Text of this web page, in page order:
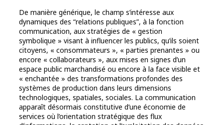
De manière générique, le champ s’intéresse aux
dynamiques des “relations publiques”, à la fonction
communication, aux stratégies de « gestion
symbolique » visant à influencer les publics, qu’ils soient
citoyens, « consommateurs », « parties prenantes » ou
encore « collaborateurs », aux mises en signes d’un
espace public marchandisé ou encore à la face visible et
« enchantée » des transformations profondes des
systèmes de production dans leurs dimensions
technologiques, spatiales, sociales. La communication
apparaît désormais constitutive d’une économie de
services où l’orientation stratégique des flux